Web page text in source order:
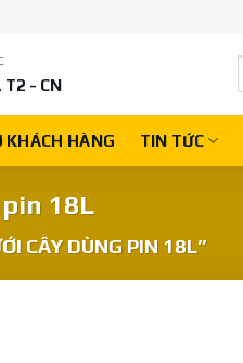
T2 - CN
KHÁCH HÀNG TIN TỨC
18L
CÂY DÙNG PIN 18L”